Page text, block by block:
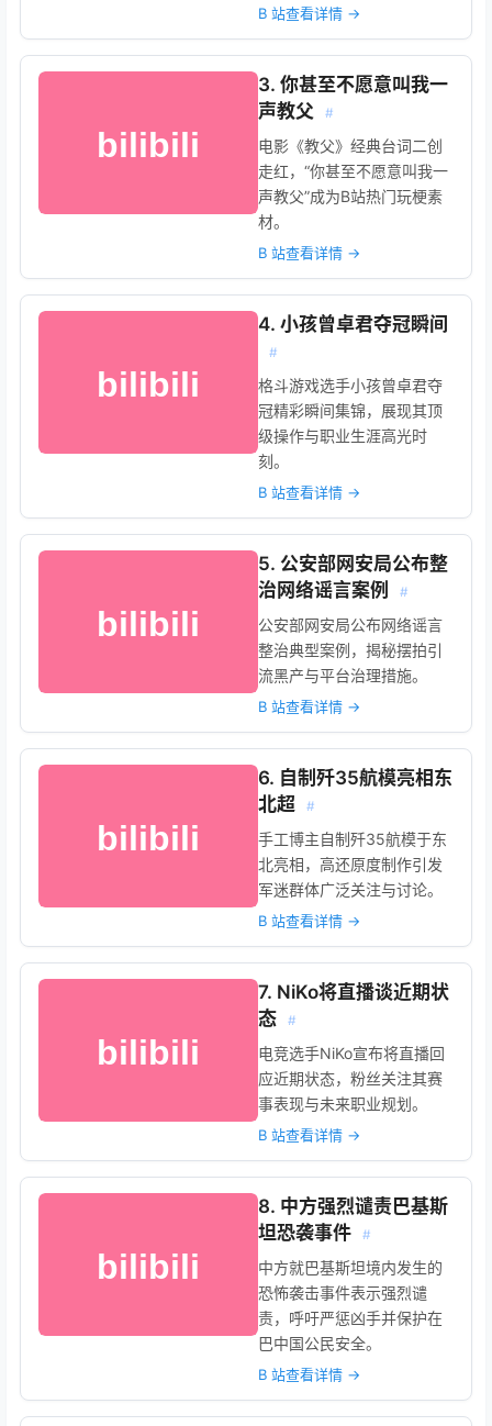
B 站查看详情 →
3. 你甚至不愿意叫我一
声教父
#
电影《教父》经典台词二创
走红，“你甚至不愿意叫我一
声教父”成为B站热门玩梗素
材。
B 站查看详情 →
4. 小孩曾卓君夺冠瞬间
#
格斗游戏选手小孩曾卓君夺
冠精彩瞬间集锦，展现其顶
级操作与职业生涯高光时
刻。
B 站查看详情 →
5. 公安部网安局公布整
治网络谣言案例
#
公安部网安局公布网络谣言
整治典型案例，揭秘摆拍引
流黑产与平台治理措施。
B 站查看详情 →
6. 自制歼35航模亮相东
北超
#
手工博主自制歼35航模于东
北亮相，高还原度制作引发
军迷群体广泛关注与讨论。
B 站查看详情 →
7. NiKo将直播谈近期状
态
#
电竞选手NiKo宣布将直播回
应近期状态，粉丝关注其赛
事表现与未来职业规划。
B 站查看详情 →
8. 中方强烈谴责巴基斯
坦恐袭事件
#
中方就巴基斯坦境内发生的
恐怖袭击事件表示强烈谴
责，呼吁严惩凶手并保护在
巴中国公民安全。
B 站查看详情 →